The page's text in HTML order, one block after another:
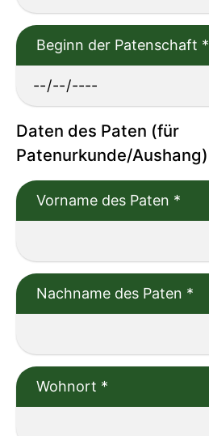
Beginn der Patenschaft *
Daten des Paten (für
Patenurkunde/Aushang)
Vorname des Paten *
Nachname des Paten *
Wohnort *